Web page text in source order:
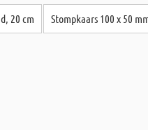
20 cm Stompkaars 100 x 50